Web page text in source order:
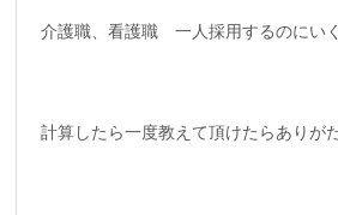
介護職、看護職 一人採用するのにい
計算したら一度教えて頂けたらありが